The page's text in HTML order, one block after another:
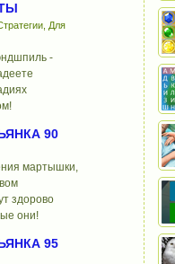
Для
-
90
мартышки,
здорово
они!
95